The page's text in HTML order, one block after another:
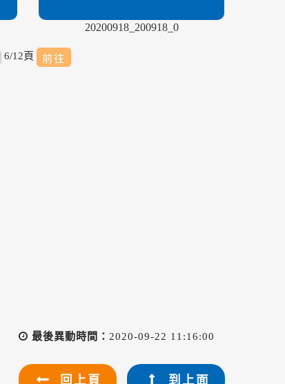
20200918_200918_0
6/12頁
最後異動時間： 2020-09-22 11:16:00
回上頁 到上面